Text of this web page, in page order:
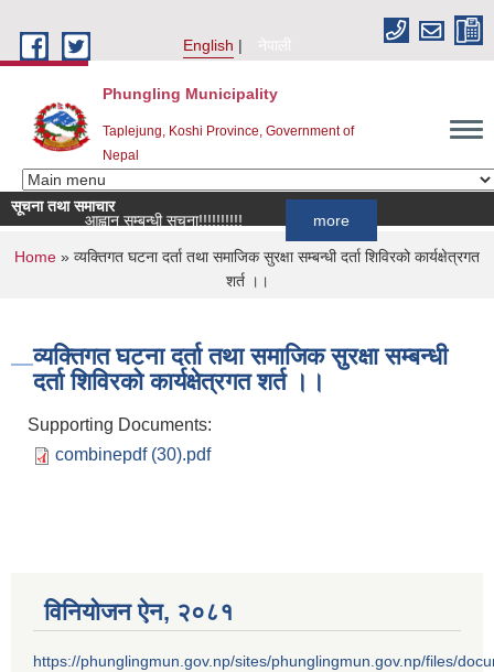
English
नेपाली
Phungling Municipality
Taplejung, Koshi Province, Government of
Nepal
सूचना तथा समाचार
दर्ता आह्वान सम्बन्धी सूचना!!!!!!!!!!
You are here
Home » व्यक्तिगत घटना दर्ता तथा समाजिक सुरक्षा सम्बन्धी दर्ता शिविरको कार्यक्षेत्रगत
शर्त ।।
व्यक्तिगत घटना दर्ता तथा समाजिक सुरक्षा सम्बन्धी
दर्ता शिविरको कार्यक्षेत्रगत शर्त ।।
Supporting Documents:
combinepdf (30).pdf
विनियोजन ऐन‚ २०८१
https://phunglingmun.gov.np/sites/phunglingmun.gov.np/files/